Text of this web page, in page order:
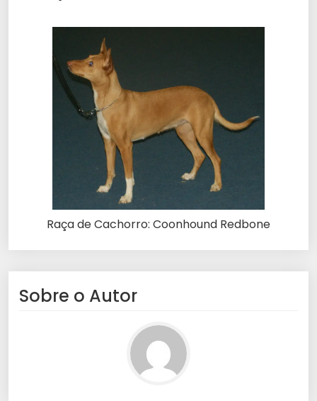
Raça de Cachorro: Coonhound Redbone
Sobre o Autor